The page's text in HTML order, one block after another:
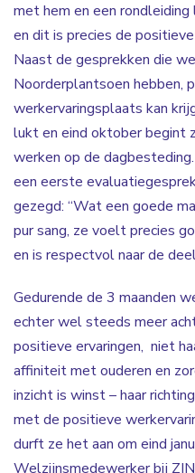
met hem en een
en dit is precies de
Naast de gesprekken die
Noorderplantsoen hebben,
werkervaringsplaats kan
lukt en eind oktober begint
werken op de
een eerste
gezegd: “Wat een goede
pur sang, ze voelt precies
en is respectvol naar de
Gedurende de 3 maanden
echter wel steeds meer
positieve ervaringen, niet
affiniteit met ouderen en
inzicht is winst – haar
met de positieve
durft ze het aan om eind
Welzijnsmedewerker bij